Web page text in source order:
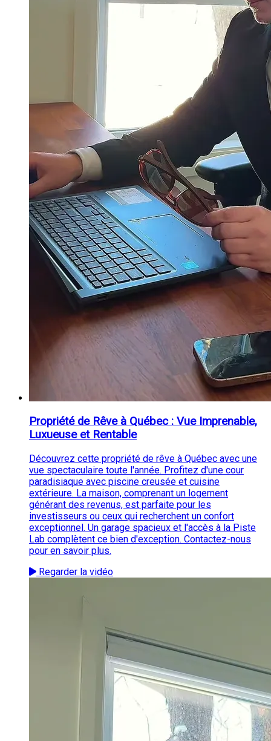
Propriété de Rêve à Québec : Vue Imprenable,
Luxueuse et Rentable
Découvrez cette propriété de rêve à Québec avec une
vue spectaculaire toute l'année. Profitez d'une cour
paradisiaque avec piscine creusée et cuisine
extérieure. La maison, comprenant un logement
générant des revenus, est parfaite pour les
investisseurs ou ceux qui recherchent un confort
exceptionnel. Un garage spacieux et l'accès à la Piste
Lab complètent ce bien d'exception. Contactez-nous
pour en savoir plus.
Regarder la vidéo